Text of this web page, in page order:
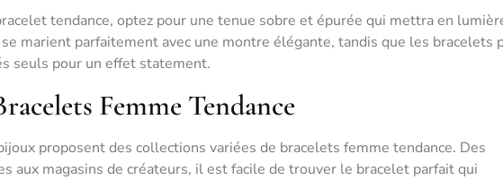
tendance, optez pour une tenue sobre et épurée qui mettra en
marient parfaitement avec une montre élégante, tandis que les bracelets
seuls pour un effet statement.
Femme Tendance
proposent des collections variées de bracelets femme tendance. Des
aux magasins de créateurs, il est facile de trouver le bracelet parfait qui